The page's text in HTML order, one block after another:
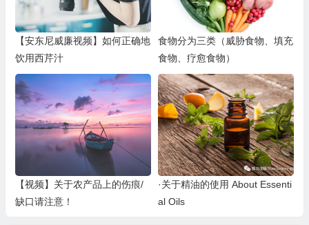
【安东尼威廉视频】如何正确地
饮用西芹汁
食物分为三类（威胁食物、填充
食物、疗愈食物）
【视频】关于农产品上的伤痕/
缺口请注意！
·关于精油的使用 About Essenti
al Oils